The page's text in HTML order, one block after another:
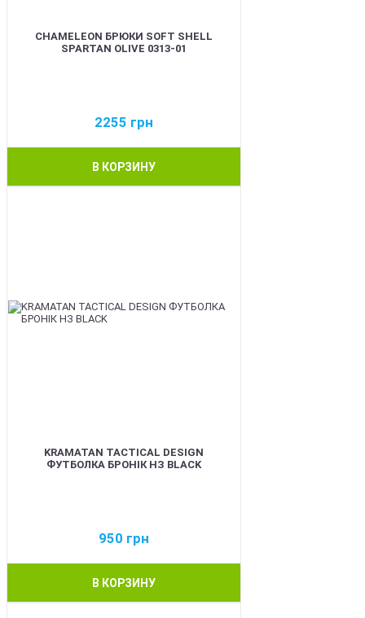
CHAMELEON БРЮКИ SOFT SHELL
SPARTAN OLIVE 0313-01
2255 грн
В КОРЗИНУ
KRAMATAN TACTICAL DESIGN
ФУТБОЛКА БРОНІК НЗ BLACK
950 грн
В КОРЗИНУ